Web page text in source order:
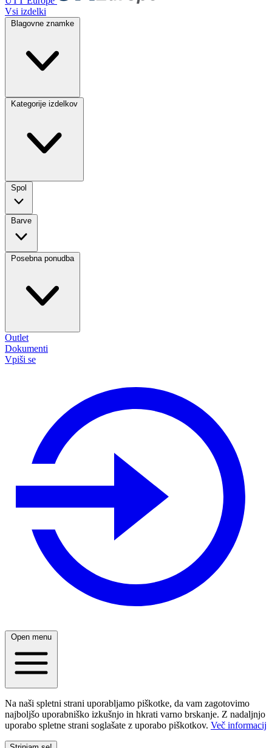
Vsi izdelki
Blagovne znamke
Kategorije izdelkov
Spol
Barve
Posebna ponudba
Outlet
Dokumenti
Vpiši se
Open menu
Na naši spletni strani uporabljamo piškotke, da vam zagotovimo
najboljšo uporabniško izkušnjo in hkrati varno brskanje. Z nadaljnjo
uporabo spletne strani soglašate z uporabo piškotkov. Več informacij